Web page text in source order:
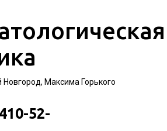
Новгород, Максима Горького
52-